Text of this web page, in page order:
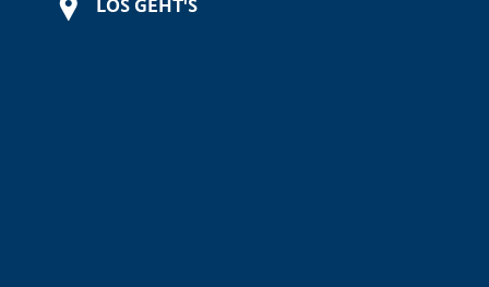
LOS GEHT'S